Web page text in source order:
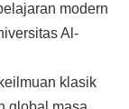
modern
Al-
klasik